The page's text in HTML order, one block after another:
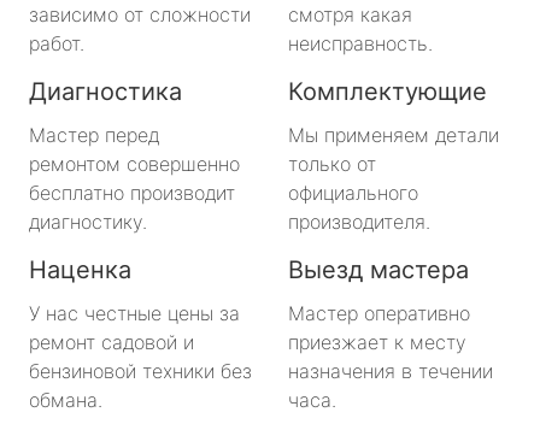
зависимо от сложности
работ.
смотря какая
неисправность.
Диагностика
Мастер перед
ремонтом совершенно
бесплатно производит
диагностику.
Комплектующие
Мы применяем детали
только от
официального
производителя.
Наценка
У нас честные цены за
ремонт садовой и
бензиновой техники без
обмана.
Выезд мастера
Мастер оперативно
приезжает к месту
назначения в течении
часа.